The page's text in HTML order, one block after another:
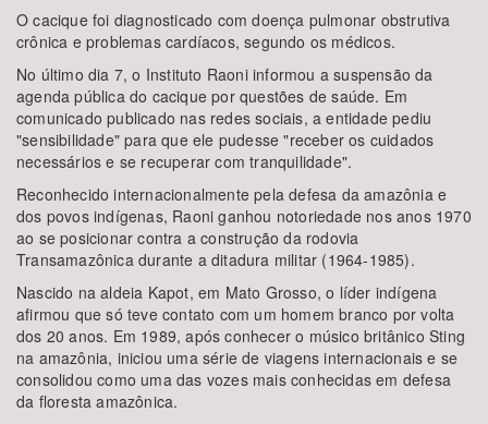
O cacique foi diagnosticado com doença pulmonar obstrutiva
crônica e problemas cardíacos, segundo os médicos.
No último dia 7, o Instituto Raoni informou a suspensão da
agenda pública do cacique por questões de saúde. Em
comunicado publicado nas redes sociais, a entidade pediu
"sensibilidade" para que ele pudesse "receber os cuidados
necessários e se recuperar com tranquilidade".
Reconhecido internacionalmente pela defesa da amazônia e
dos povos indígenas, Raoni ganhou notoriedade nos anos 1970
ao se posicionar contra a construção da rodovia
Transamazônica durante a ditadura militar (1964-1985).
Nascido na aldeia Kapot, em Mato Grosso, o líder indígena
afirmou que só teve contato com um homem branco por volta
dos 20 anos. Em 1989, após conhecer o músico britânico Sting
na amazônia, iniciou uma série de viagens internacionais e se
consolidou como uma das vozes mais conhecidas em defesa
da floresta amazônica.